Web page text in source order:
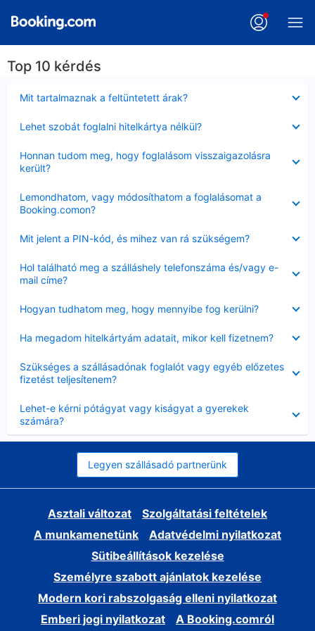
Top 10 kérdés
Mit tartalmaznak a feltüntetett árak?
Lehet szobát foglalni hitelkártya nélkül?
Honnan tudom meg, hogy foglalásom visszaigazolásra
került?
Lemondhatom, vagy módosíthatom a foglalásomat a
Booking.comon?
Mit jelent a PIN-kód, és mihez van rá szükségem?
Hol található meg a szálláshely telefonszáma és/vagy e-
mail címe?
Hogyan tudhatom meg, hogy mennyibe fog kerülni?
Ha megadom hitelkártyám adatait, mikor kell fizetnem?
Szükséges a szállásadónak foglalót vagy egyéb előzetes
fizetést teljesítenem?
Lehet-e kérni pótágyat vagy kiságyat a gyerekek
számára?
Legyen szállásadó partnerünk
Asztali változat
Szolgáltatási feltételek
A munkamenetünk
Adatvédelmi nyilatkozat
Sütibeállítások kezelése
Személyre szabott ajánlatok kezelése
Modern kori rabszolgaság elleni nyilatkozat
Emberi jogi nyilatkozat
A Booking.comról